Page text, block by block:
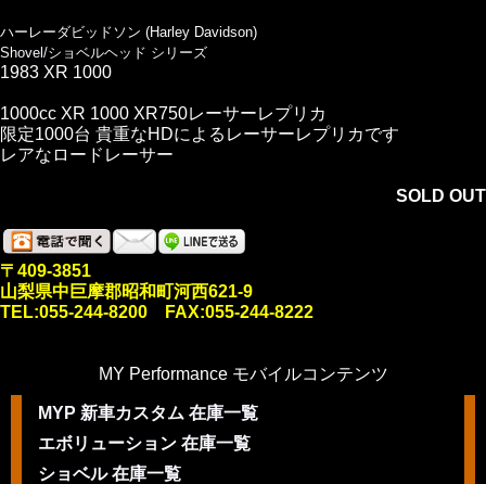
ハーレーダビッドソン (Harley Davidson)
Shovel/ショベルヘッド シリーズ
1983 XR 1000
1000cc XR 1000 XR750レーサーレプリカ
限定1000台 貴重なHDによるレーサーレプリカです
レアなロードレーサー
SOLD OUT
〒409-3851
山梨県中巨摩郡昭和町河西621-9
TEL:055-244-8200 FAX:055-244-8222
MY Performance モバイルコンテンツ
MYP 新車カスタム 在庫一覧
エボリューション 在庫一覧
ショベル 在庫一覧